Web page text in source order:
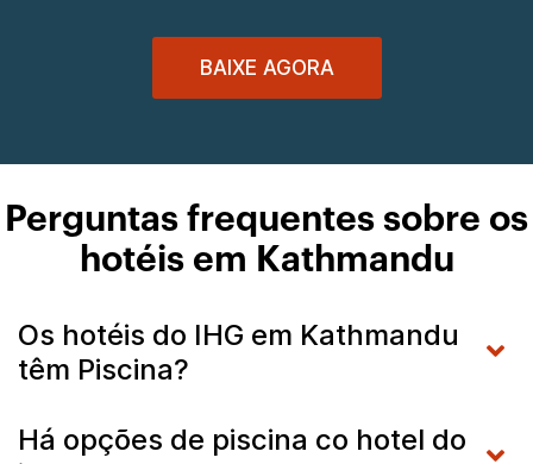
BAIXE AGORA
Perguntas frequentes sobre os
hotéis em Kathmandu
Os hotéis do IHG em Kathmandu
têm Piscina?
Há opções de piscina co hotel do